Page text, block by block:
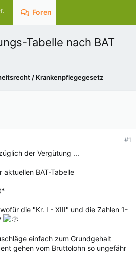
Foren
Tabelle nach BAT
/ Krankenpflegegesetz
#1
der Vergütung ...
aktuellen BAT-Tabelle
die "Kr. I - XIII" und die Zahlen 1-
einfach zum Grundgehalt
gehen vom Bruttolohn so ungefähr